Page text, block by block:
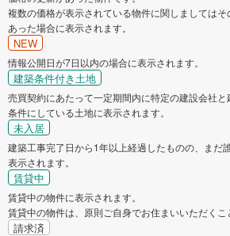
複数の価格が表示されている物件に関しましては
あった場合に表示されます。
NEW
情報公開日が7日以内の場合に表示されます。
建築条件付き土地
売買契約にあたって一定期間内に特定の建設会社
条件にしている土地に表示されます。
未入居
建築工事完了日から1年以上経過したものの、まだ
表示されます。
賃貸中
賃貸中の物件に表示されます。
賃貸中の物件は、原則ご自身でお住まいいただくこ
請求済